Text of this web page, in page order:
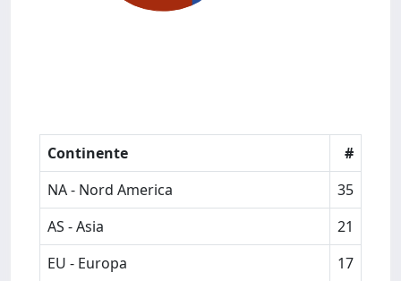
Continente
#
NA - Nord America
35
AS - Asia
21
EU - Europa
17